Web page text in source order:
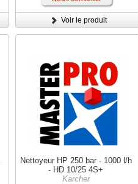
Voir le produit
Nettoyeur HP 250 bar - 1000 l/h
- HD 10/25 4S+
Karcher